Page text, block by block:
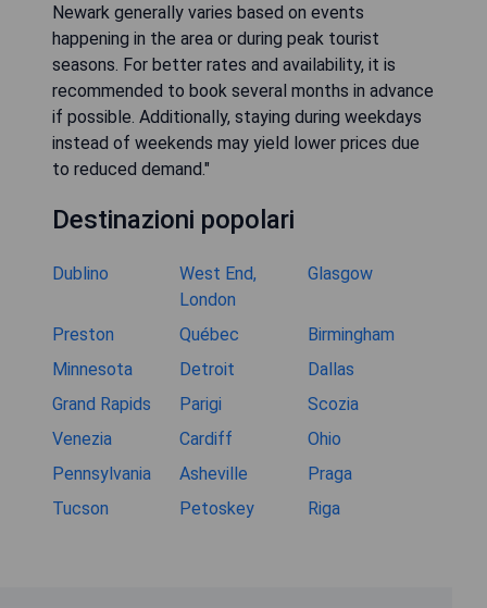
Newark generally varies based on events
happening in the area or during peak tourist
seasons. For better rates and availability, it is
recommended to book several months in advance
if possible. Additionally, staying during weekdays
instead of weekends may yield lower prices due
to reduced demand."
Destinazioni popolari
Dublino
West End,
London
Glasgow
Preston Québec
Birmingham
Minnesota
Detroit
Dallas
Grand Rapids
Parigi
Scozia
Venezia
Cardiff
Ohio
Pennsylvania
Asheville
Praga
Tucson
Petoskey Riga